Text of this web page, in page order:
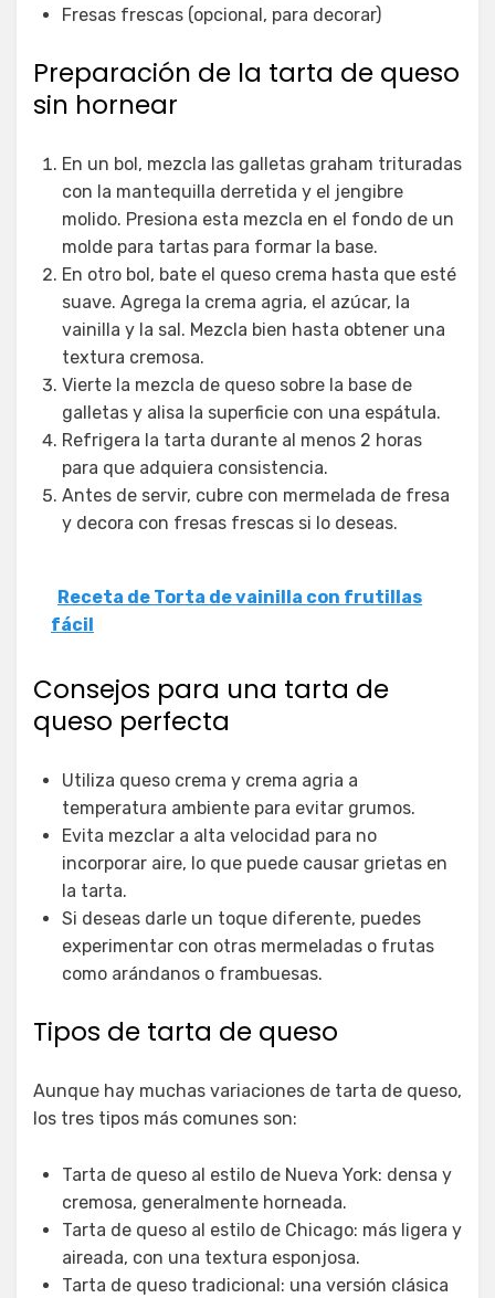
Fresas frescas (opcional, para decorar)
Preparación de la tarta de queso
sin hornear
En un bol, mezcla las galletas graham trituradas
con la mantequilla derretida y el jengibre
molido. Presiona esta mezcla en el fondo de un
molde para tartas para formar la base.
En otro bol, bate el queso crema hasta que esté
suave. Agrega la crema agria, el azúcar, la
vainilla y la sal. Mezcla bien hasta obtener una
textura cremosa.
Vierte la mezcla de queso sobre la base de
galletas y alisa la superficie con una espátula.
Refrigera la tarta durante al menos 2 horas
para que adquiera consistencia.
Antes de servir, cubre con mermelada de fresa
y decora con fresas frescas si lo deseas.
Receta de Torta de vainilla con frutillas
fácil
Consejos para una tarta de
queso perfecta
Utiliza queso crema y crema agria a
temperatura ambiente para evitar grumos.
Evita mezclar a alta velocidad para no
incorporar aire, lo que puede causar grietas en
la tarta.
Si deseas darle un toque diferente, puedes
experimentar con otras mermeladas o frutas
como arándanos o frambuesas.
Tipos de tarta de queso
Aunque hay muchas variaciones de tarta de queso,
los tres tipos más comunes son:
Tarta de queso al estilo de Nueva York: densa y
cremosa, generalmente horneada.
Tarta de queso al estilo de Chicago: más ligera y
aireada, con una textura esponjosa.
Tarta de queso tradicional: una versión clásica